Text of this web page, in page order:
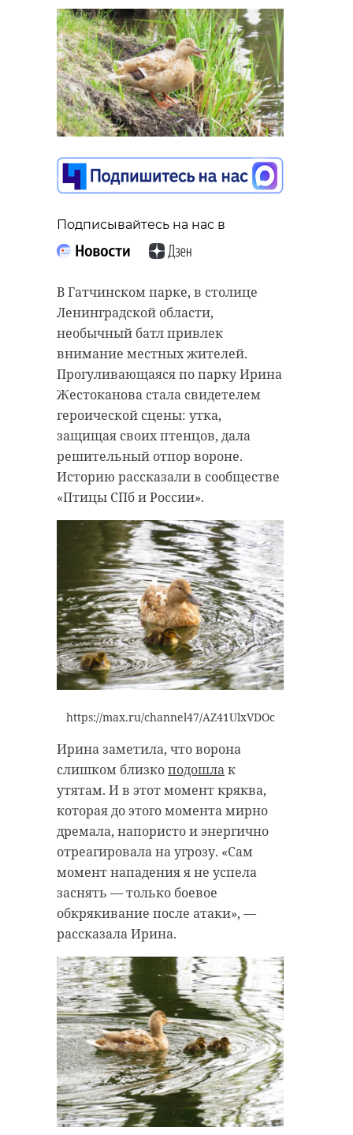
Подписывайтесь на нас в
В Гатчинском парке, в столице
Ленинградской области,
необычный батл привлек
внимание местных жителей.
Прогуливающаяся по парку Ирина
Жестоканова стала свидетелем
героической сцены: утка,
защищая своих птенцов, дала
решительный отпор вороне.
Историю рассказали в сообществе
«Птицы СПб и России».
https://max.ru/channel47/AZ41UlxVDOc
Ирина заметила, что ворона
слишком близкоподошлак
утятам. И в этот момент кряква,
которая до этого момента мирно
дремала, напористо и энергично
отреагировала на угрозу. «Сам
момент нападения я не успела
заснять — только боевое
обкрякивание после атаки», —
рассказала Ирина.